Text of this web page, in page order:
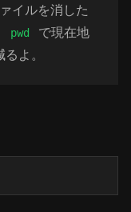
イルを消した
pwd
で現在地
よ。